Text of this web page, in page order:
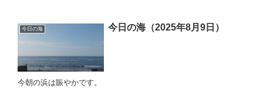
今日の海 今日の海（2025年8月9日）
今朝の浜は賑やかです。